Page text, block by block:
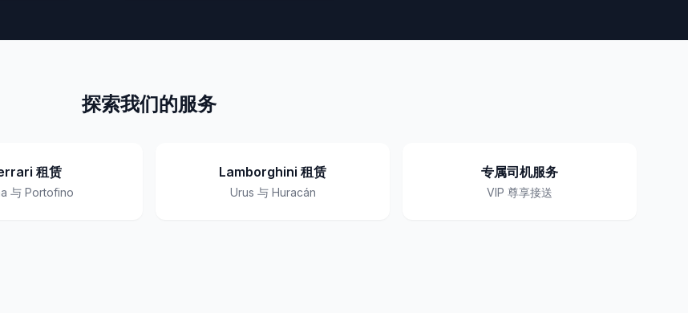
探索我们的服务
租赁
与 Portofino
Lamborghini 租赁
Urus 与 Huracán
专属司机服务
VIP 尊享接送